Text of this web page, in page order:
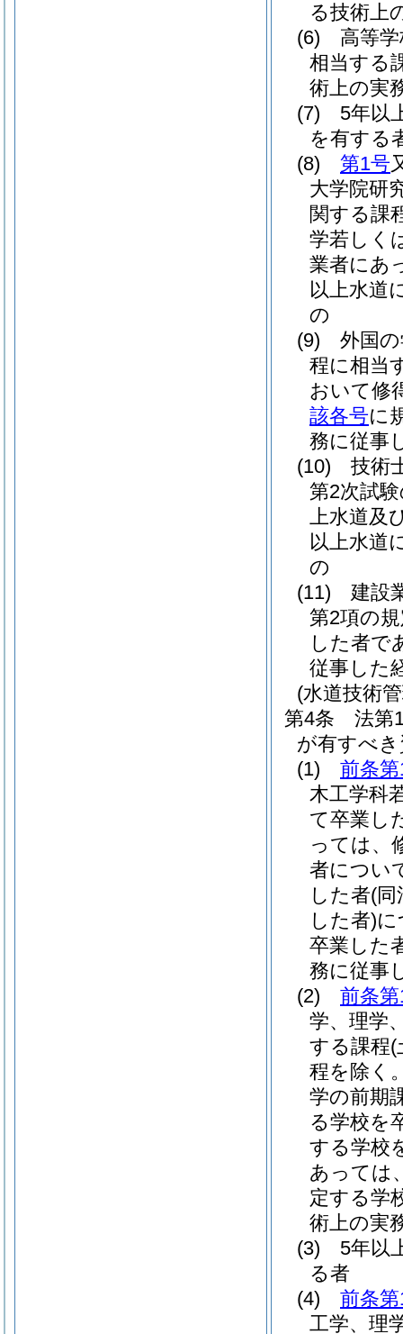
る技術上
(6)
高等
相当する
術上の実
(7)
5年以
を有する
(8)
第1号
大学院研
関する課
学若しく
業者にあ
以上水道
の
(9)
外国
程に相当
おいて修
該各号に
務に従事
(10)
技術
第2次試
上水道及
以上水道
の
(11)
建設
第2項の
した者で
従事した
(水道技術
第4条
法第
が有すべ
(1)
前条
木工学科
て卒業し
っては、
者につい
した者(同
した者)に
卒業した
務に従事
(2)
前条
学、理学
する課程(
程を除く
学の前期
る学校を
する学校
あっては
定する学
術上の実
(3)
5年以
る者
(4)
前条
工学、理